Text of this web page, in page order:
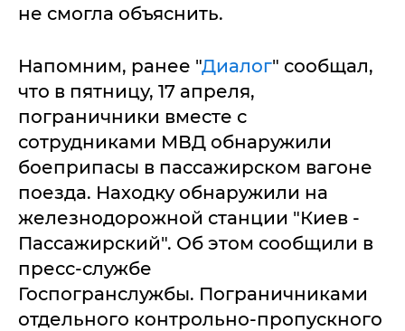
не смогла объяснить.
Напомним, ранее "Диалог" сообщал,
что в пятницу, 17 апреля,
пограничники вместе с
сотрудниками МВД обнаружили
боеприпасы в пассажирском вагоне
поезда. Находку обнаружили на
железнодорожной станции "Киев -
Пассажирский". Об этом сообщили в
пресс-службе
Госпогранслужбы. Пограничниками
отдельного контрольно-пропускного